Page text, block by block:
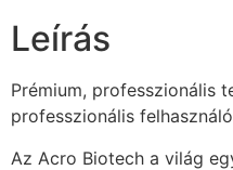
Leírás
Prémium, professzionális
professzionális
Az Acro Biotech a világ